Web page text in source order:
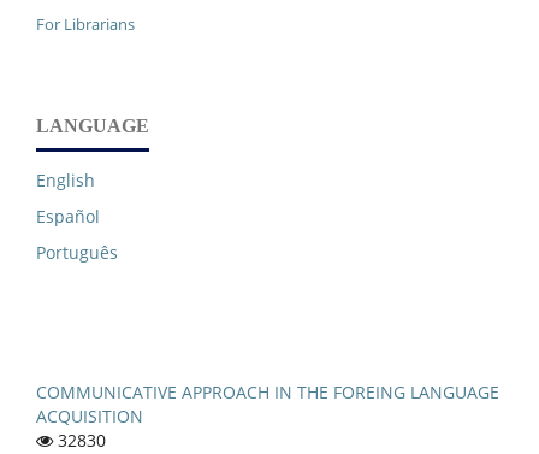
For Librarians
LANGUAGE
English
Español
Português
COMMUNICATIVE APPROACH IN THE FOREING LANGUAGE
ACQUISITION
32830